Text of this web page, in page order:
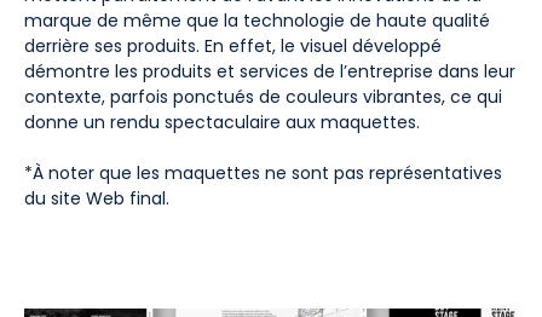
marque de même que la technologie de haute qualité
derrière ses produits. En effet, le visuel développé
démontre les produits et services de l’entreprise dans leur
contexte, parfois ponctués de couleurs vibrantes, ce qui
donne un rendu spectaculaire aux maquettes.
*À noter que les maquettes ne sont pas représentatives
du site Web final.